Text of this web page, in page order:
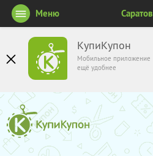
КупиКупон
Мобильное приложение
ещё удобнее
Меню Саратов